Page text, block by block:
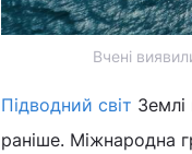
Вчені
Підводний світ
раніше. Міжнародна